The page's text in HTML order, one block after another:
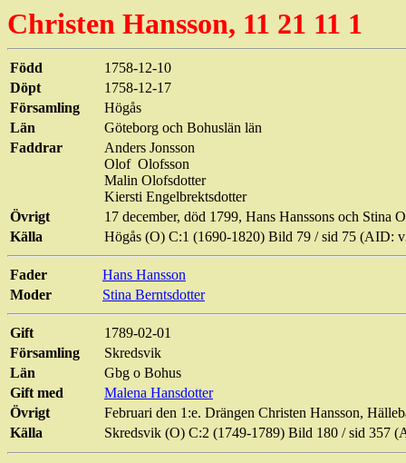
Christen Hansson, 11 21 11 1
Född
1758-12-10
Döpt
1758-12-17
Församling
Högås
Län
Göteborg och Bohuslän län
Faddrar
Anders Jonsson
Olof Olofsson
Malin Olofsdotter
Kiersti Engelbrektsdotter
Övrigt
17 december, död 1799, Hans Hanssons och Stina
Källa
Högås (O) C:1 (1690-1820) Bild 79 / sid 75 (AID:
Fader
Hans Hansson
Moder
Stina Berntsdotter
Gift
1789-02-01
Församling
Skredsvik
Län
Gbg o Bohus
Gift med
Malena Hansdotter
Övrigt
Februari den 1:e. Drängen Christen Hansson,
Källa
Skredsvik (O) C:2 (1749-1789) Bild 180 / sid 357